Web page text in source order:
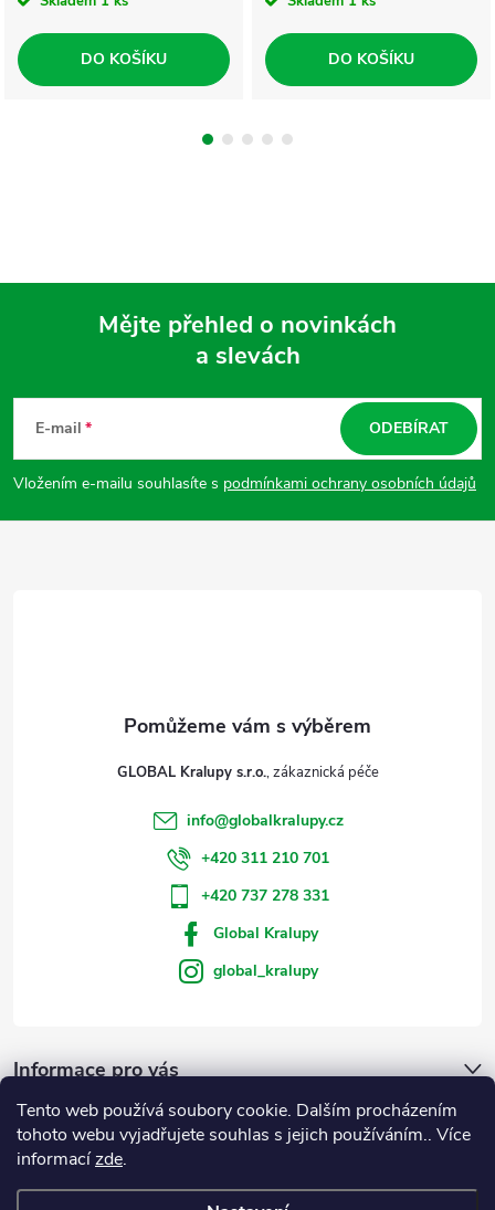
Tento web používá soubory cookie. Dalším procházením
tohoto webu vyjadřujete souhlas s jejich používáním.. Více
informacízde.
DO KOŠÍKU DO KOŠÍKU
p
a
Mějte přehled o novinkách
a slevách
E-mail
Vložením e-mailu souhlasíte s podmínkami ochrany osobních údajů
ODEBÍRAT
Informace pro vás
GLOBAL Kralupy s.r.o.
info@globalkralupy.cz
+420 311 210 701
+420 737 278 331
Global Kralupy
global_kralupy
Přijímáme online platby